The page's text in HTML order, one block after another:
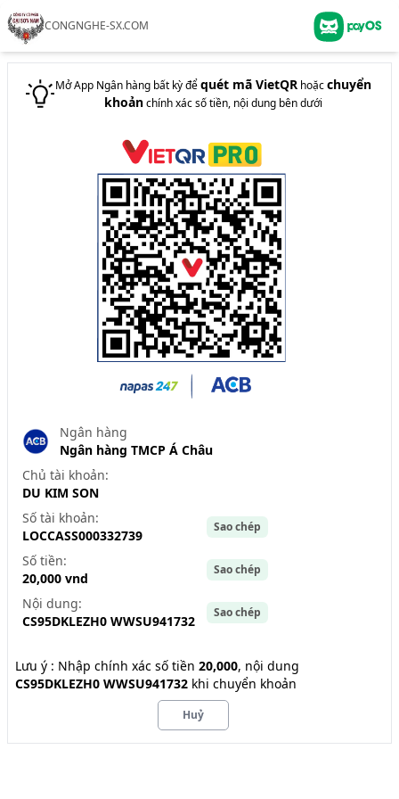
CONGNGHE-SX.COM
Mở App Ngân hàng bất kỳ đểquét mã VietQR hoặcchuyển
khoảnchính xácsố tiền, nội dung bên dưới
Ngân hàng
Ngân hàng TMCP Á Châu
Chủ tài khoản:
DU KIM SON
Số tài khoản:
LOCCASS000332739
Sao chép
Số tiền:
20,000 vnd
Sao chép
Nội dung:
CS95DKLEZH0 WWSU941732
Sao chép
Lưu ý : Nhập chính xác số tiền 20,000, nội dung
CS95DKLEZH0 WWSU941732 khi chuyển khoản
Huỷ